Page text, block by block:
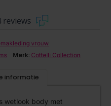
reviews
vrouw
Merk: Cottelli Collection
informatie
wetlook body met